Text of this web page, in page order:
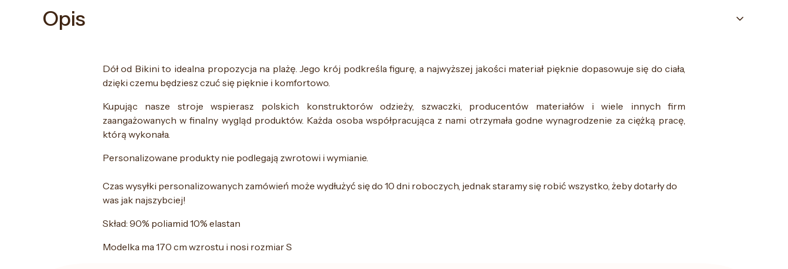
Opis
Dół od Bikini to idealna propozycja na plażę. Jego krój podkreśla figurę, a najwyższej jakości materiał pięknie dopasowuje się do ciała,
dzięki czemu będziesz czuć się pięknie i komfortowo.
Kupując nasze stroje wspierasz polskich konstruktorów odzieży, szwaczki, producentów materiałów i wiele innych firm
zaangażowanych w finalny wygląd produktów. Każda osoba współpracująca z nami otrzymała godne wynagrodzenie za ciężką pracę,
którą wykonała.
Personalizowane produkty nie podlegają zwrotowi i wymianie.
Czas wysyłki personalizowanych zamówień może wydłużyć się do 10 dni roboczych, jednak staramy się robić wszystko, żeby dotarły do
was jak najszybciej!
Skład: 90% poliamid 10% elastan
Modelka ma 170 cm wzrostu i nosi rozmiar S